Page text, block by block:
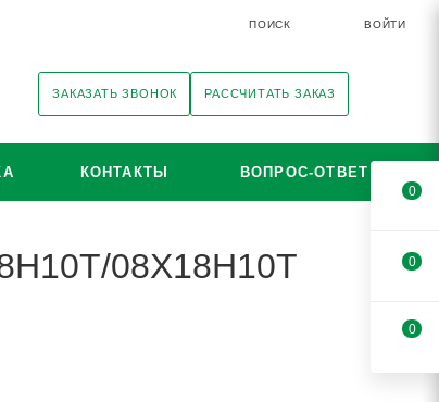
ПОИСК ВОЙТИ
ЗАКАЗАТЬ ЗВОНОК РАССЧИТАТЬ ЗАКАЗ
КОНТАКТЫ ВОПРОС-ОТВЕТ
08Х18Н10Т
0
0
0